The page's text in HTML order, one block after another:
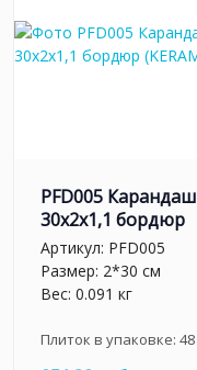
PFD005
30x2x1,1 бордюр
Артикул: PFD005
Размер: 2*30 см
Вес: 0.091 кг
Плиток в упаковке: 48